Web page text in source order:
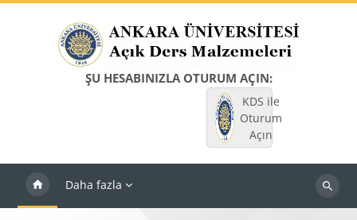
ŞU HESABINIZLA OTURUM AÇIN:
KDS ile
Oturum
Açın
Daha fazla
Dersleri